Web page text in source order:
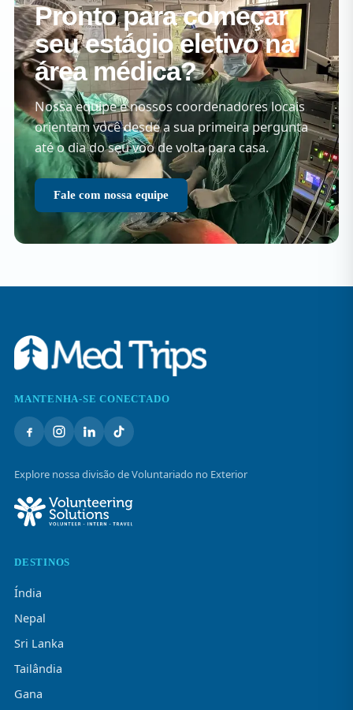
Pronto para começar
seu estágio eletivo na
área médica?
Nossa equipe e nossos coordenadores locais
orientam você desde a sua primeira pergunta
até o dia do seu voo de volta para casa.
Fale com nossa equipe
MANTENHA-SE CONECTADO
Explore nossa divisão de Voluntariado no Exterior
DESTINOS
Índia
Nepal
Sri Lanka
Tailândia
Gana